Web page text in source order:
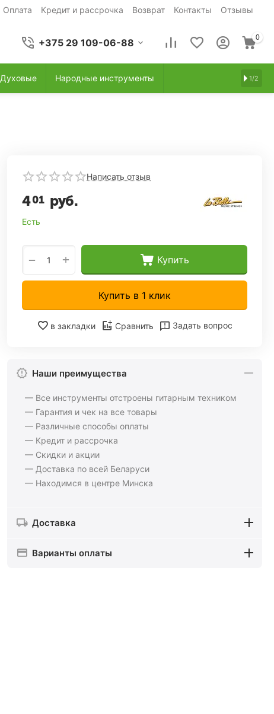
Оплата Кредит и рассрочка Возврат Контакты Отзывы
+375 29 109-06-88 0
Духовые Народные инструменты 1/2
Написать отзыв
401 руб.
Есть
+
− Купить
Купить в 1 клик
в закладки Сравнить Задать вопрос
Наши преимущества
— Все инструменты отстроены гитарным техником
— Гарантия и чек на все товары
— Различные способы оплаты
— Кредит и рассрочка
— Скидки и акции
— Доставка по всей Беларуси
— Находимся в центре Минска
Доставка
Варианты оплаты